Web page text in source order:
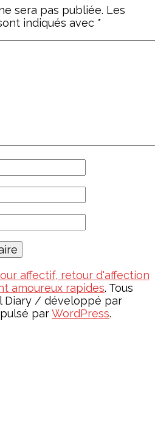
sera pas publiée. Les
indiqués avec *
affectif, retour d'affection
amoureux rapides. Tous
Diary / développé par
parWordPress.